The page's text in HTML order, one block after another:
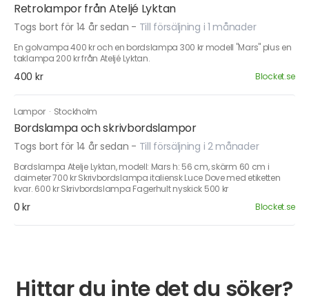
Retrolampor från Ateljé Lyktan
Togs bort för 14 år sedan - Till försäljning i 1 månader
En golvampa 400 kr och en bordslampa 300 kr modell "Mars" plus en
taklampa 200 kr från Ateljé Lyktan.
400 kr Blocket.se
Lampor · Stockholm
Bordslampa och skrivbordslampor
Togs bort för 14 år sedan - Till försäljning i 2 månader
Bordslampa Atelje Lyktan, modell: Mars h: 56 cm, skärm 60 cm i
daimeter 700 kr Skrivbordslampa italiensk Luce Dove med etiketten
kvar. 600 kr Skrivbordslampa Fagerhult nyskick 500 kr
0 kr Blocket.se
Hittar du inte det du söker?